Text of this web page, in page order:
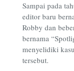
Sampai pada
editor baru
Robby dan
bernama
menyelidiki
tersebut.